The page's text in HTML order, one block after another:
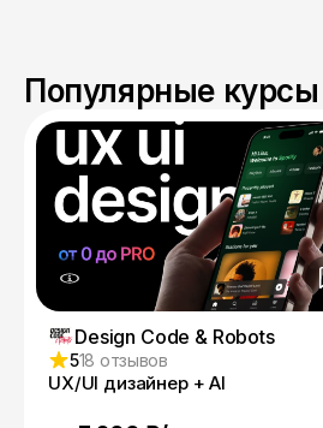
Популярные
Design Code & Robots
518 отзывов
UX/UI дизайнер + AI